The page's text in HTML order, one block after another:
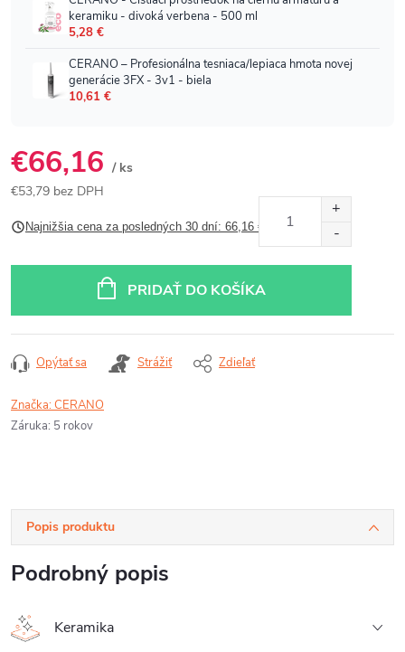
€66,16 / ks
€53,79 bez DPH
cena:Najnižšia cena za posledných 30 dní: 66,16 €
PRIDAŤ DO KOŠÍKA
Opýtať sa Strážiť Zdieľať
Značka:CERANO
Záruka: 5 rokov
Popis produktu
Podrobný popis
Keramika